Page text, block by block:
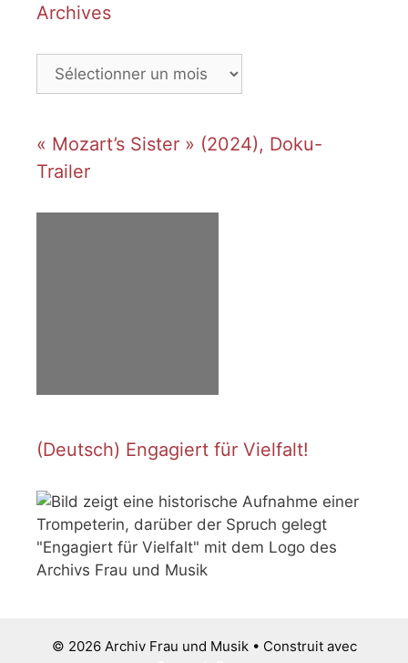
Archives
Archives
« Mozart’s Sister » (2024), Doku-
Trailer
(Deutsch) Engagiert für Vielfalt!
© 2026 Archiv Frau und Musik• Construit avec